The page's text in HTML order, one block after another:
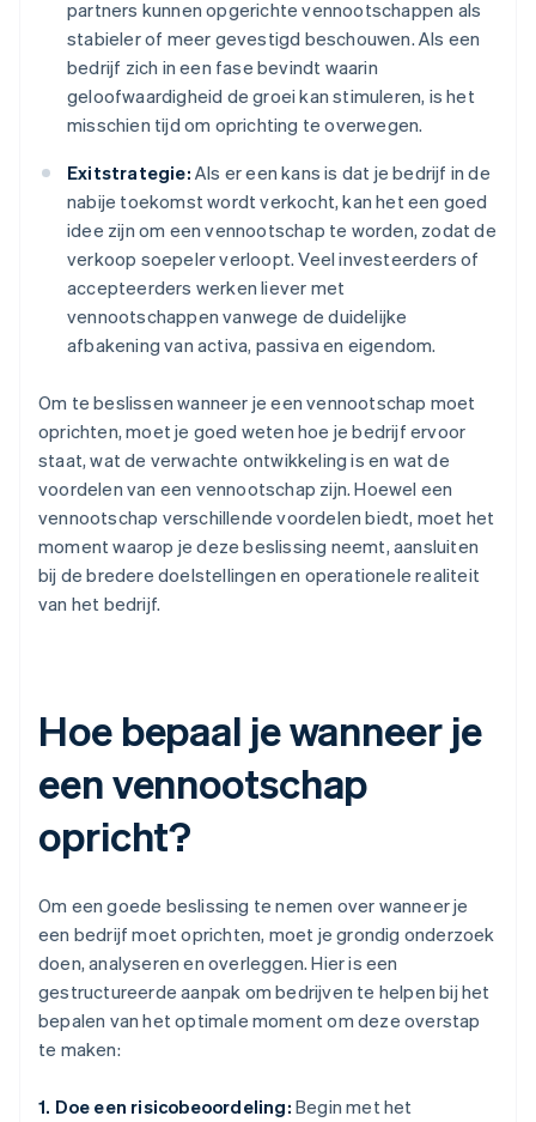
partners kunnen opgerichte vennootschappen als
stabieler of meer gevestigd beschouwen. Als een
bedrijf zich in een fase bevindt waarin
geloofwaardigheid de groei kan stimuleren, is het
misschien tijd om oprichting te overwegen.
Exitstrategie: Als er een kans is dat je bedrijf in de
nabije toekomst wordt verkocht, kan het een goed
idee zijn om een vennootschap te worden, zodat de
verkoop soepeler verloopt. Veel investeerders of
accepteerders werken liever met
vennootschappen vanwege de duidelijke
afbakening van activa, passiva en eigendom.
Om te beslissen wanneer je een vennootschap moet
oprichten, moet je goed weten hoe je bedrijf ervoor
staat, wat de verwachte ontwikkeling is en wat de
voordelen van een vennootschap zijn. Hoewel een
vennootschap verschillende voordelen biedt, moet het
moment waarop je deze beslissing neemt, aansluiten
bij de bredere doelstellingen en operationele realiteit
van het bedrijf.
Hoe bepaal je wanneer je
een vennootschap
opricht?
Om een goede beslissing te nemen over wanneer je
een bedrijf moet oprichten, moet je grondig onderzoek
doen, analyseren en overleggen. Hier is een
gestructureerde aanpak om bedrijven te helpen bij het
bepalen van het optimale moment om deze overstap
te maken:
1. Doe een risicobeoordeling: Begin met het